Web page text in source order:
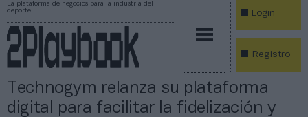
La plataforma de negocios para la industria del
deporte
Login
Registro
Technogym relanza su plataforma
digital para facilitar la fidelización y